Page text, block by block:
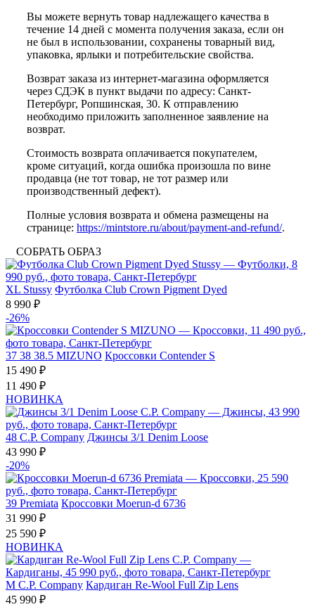
Вы можете вернуть товар надлежащего качества в
течение 14 дней с момента получения заказа, если он
не был в использовании, сохранены товарный вид,
упаковка, ярлыки и потребительские свойства.
Возврат заказа из интернет-магазина оформляется
через СДЭК в пункт выдачи по адресу: Санкт-
Петербург, Ропшинская, 30. К отправлению
необходимо приложить заполненное заявление на
возврат.
Стоимость возврата оплачивается покупателем,
кроме ситуаций, когда ошибка произошла по вине
продавца (не тот товар, не тот размер или
производственный дефект).
Полные условия возврата и обмена размещены на
странице: https://mintstore.ru/about/payment-and-refund/.
СОБРАТЬ ОБРАЗ
XL Stussy Футболка Club Crown Pigment Dyed
8 990 ₽
-26%
37 38 38.5 MIZUNO Кроссовки Contender S
15 490 ₽
11 490 ₽
НОВИНКА
48 C.P. Company Джинсы 3/1 Denim Loose
43 990 ₽
-20%
39 Premiata Кроссовки Moerun-d 6736
31 990 ₽
25 590 ₽
НОВИНКА
M C.P. Company Кардиган Re-Wool Full Zip Lens
45 990 ₽